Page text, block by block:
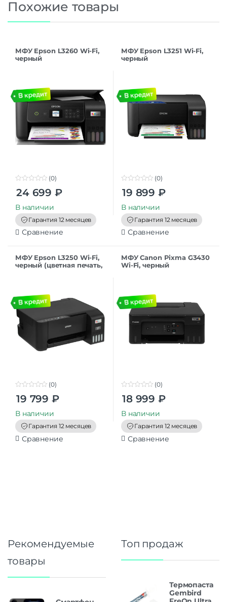
Похожие товары
МФУ Epson L3260 Wi-Fi,
черный
o
t
o
f
5
(0)
24 699 ₽
В наличии
Гарантия 12 месяцев
Сравнение
МФУ Epson L3251 Wi-Fi,
черный
t
o
f
5
(0)
19 899 ₽
В наличии
Гарантия 12 месяцев
Сравнение
МФУ Epson L3250 Wi-Fi,
черный (цветная печать,
t
o
f
5
(0)
19 799 ₽
В наличии
Гарантия 12 месяцев
Сравнение
МФУ Canon Pixma G3430
Wi-Fi, черный
t
o
f
5
(0)
18 999 ₽
В наличии
Гарантия 12 месяцев
Сравнение
Рекомендуемые
товары
Топ продаж
Термопаста
Gembird